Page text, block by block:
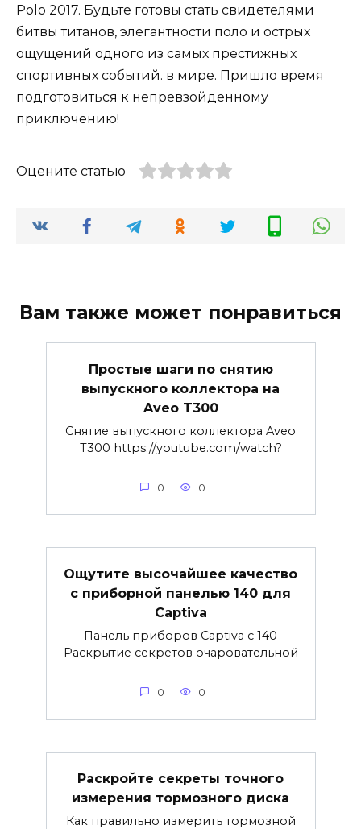
Polo 2017. Будьте готовы стать свидетелями
битвы титанов, элегантности поло и острых
ощущений одного из самых престижных
спортивных событий. в мире. Пришло время
подготовиться к непревзойденному
приключению!
Оцените статью
Вам также может понравиться
Простые шаги по снятию
выпускного коллектора на
Aveo T300
Снятие выпускного коллектора Aveo
T300 https://youtube.com/watch?
0 0
Ощутите высочайшее качество
с приборной панелью 140 для
Captiva
Панель приборов Captiva с 140
Раскрытие секретов очаровательной
0 0
Раскройте секреты точного
измерения тормозного диска
Как правильно измерить тормозной